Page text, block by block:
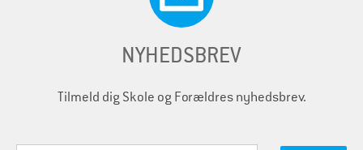
NYHEDSBREV
Tilmeld dig Skole og Forældres nyhedsbrev.